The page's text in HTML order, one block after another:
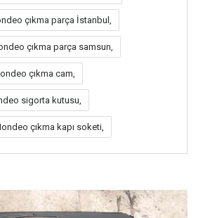
çıkma parça İstanbul,
çıkma parça samsun,
çıkma cam,
sigorta kutusu,
çıkma kapı soketi,